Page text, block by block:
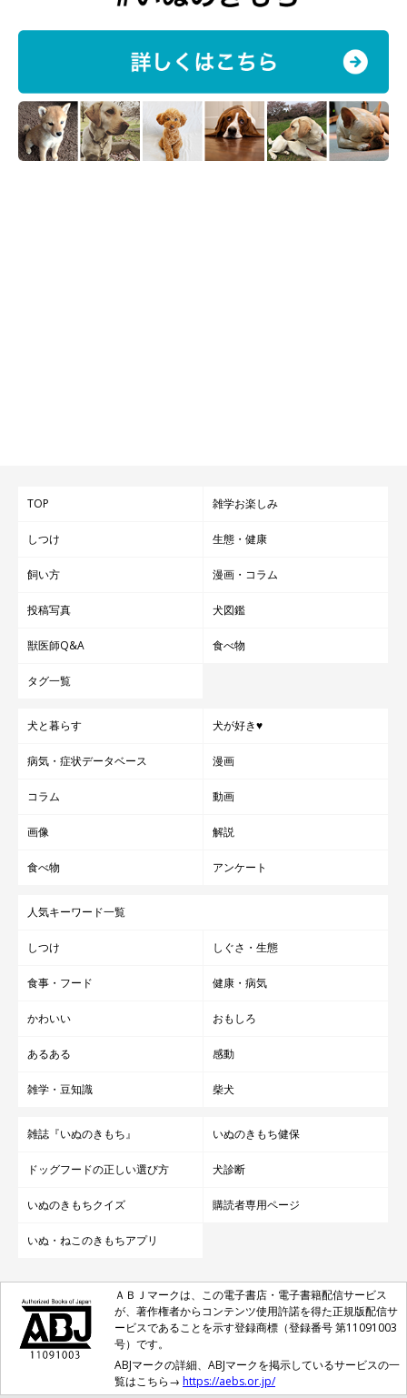
TOP 雑学お楽しみ
しつけ 生態・健康
飼い方 漫画・コラム
投稿写真 犬図鑑
獣医師Q&A 食べ物
タグ一覧
犬と暮らす 犬が好き♥
病気・症状データベース 漫画
コラム 動画
画像 解説
食べ物 アンケート
人気キーワード一覧
しつけ しぐさ・生態
食事・フード 健康・病気
かわいい おもしろ
あるある 感動
雑学・豆知識 柴犬
雑誌『いぬのきもち』 いぬのきもち健保
ドッグフードの正しい選び方 犬診断
いぬのきもちクイズ 購読者専用ページ
いぬ・ねこのきもちアプリ
ＡＢＪマークは、この電子書店・電子書籍配信サービス
が、著作権者からコンテンツ使用許諾を得た正規版配信サ
ービスであることを示す登録商標（登録番号 第11091003
号）です。
ABJマークの詳細、ABJマークを掲示しているサービスの一
覧はこちら→ https://aebs.or.jp/